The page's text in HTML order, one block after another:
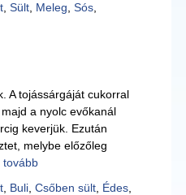
, Sült, Meleg Sós,
A tojássárgáját cukorral
a nyolc evőkanál
keverjük. Ezután
melybe előzőleg
tovább
, Buli, Csőben sült, Édes,